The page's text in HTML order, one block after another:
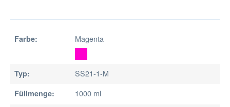
Farbe: Magenta
Typ: SS21-1-M
Füllmenge: 1000 ml